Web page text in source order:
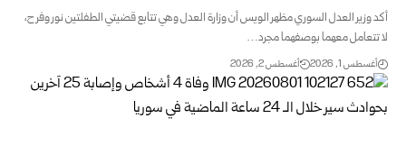
أكد وزير العدل السوري مظهر الويس أن وزارة العدل وهي تتابع قضيتي الطفلتين نور وفرح،
لا تتعامل معهما بوصفهما مجرد…
أغسطس 1, 2026 أغسطس 2, 2026